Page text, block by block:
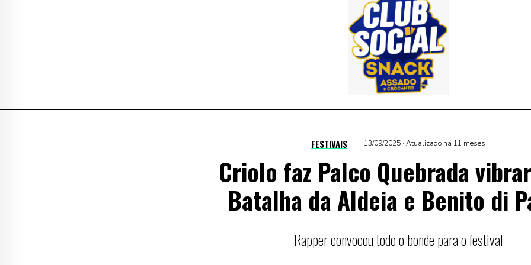
FESTIVAIS 13/09/2025 · Atualizado há 11 meses
Criolo faz Palco Quebrada
Batalha da Aldeia e Benito di
Rapper convocou todo o bonde para o festival